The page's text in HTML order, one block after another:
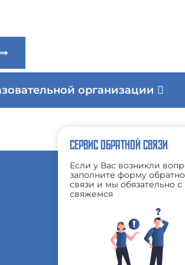
организации
СЕРВИС ОБРАТНОЙ СВЯЗИ
Если у Вас возникли
заполните форму
связи и мы обязательно
свяжемся